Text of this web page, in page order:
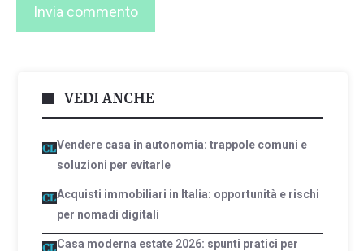
VEDI ANCHE
Vendere casa in autonomia: trappole comuni e
soluzioni per evitarle
Acquisti immobiliari in Italia: opportunità e rischi
per nomadi digitali
Casa moderna estate 2026: spunti pratici per